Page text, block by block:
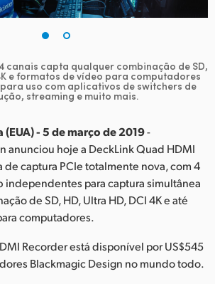
China
canais capta qualquer combinação de SD,
e formatos de vídeo para computadores
uso com aplicativos de switchers de
streaming e muito mais.
- 5 de março de 2019-
anunciou hoje a DeckLink Quad HDMI
de captura PCIe totalmente nova, com 4
independentes para captura simultânea
de SD, HD, Ultra HD, DCI 4K e até
computadores.
Recorder está disponível por US$545
Blackmagic Design no mundo todo.